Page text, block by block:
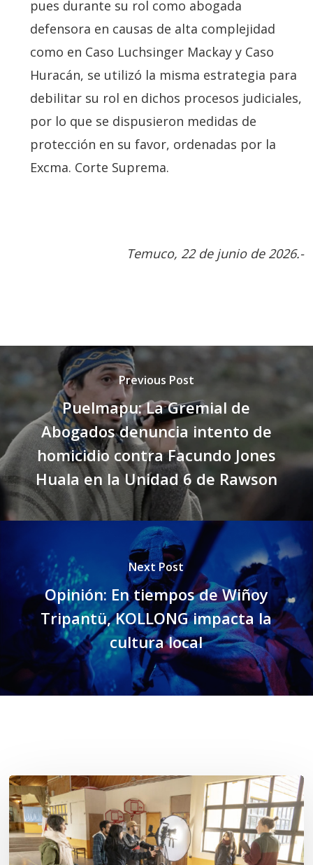
pues durante su rol como abogada
defensora en causas de alta complejidad
como en Caso Luchsinger Mackay y Caso
Huracán, se utilizó la misma estrategia para
debilitar su rol en dichos procesos judiciales,
por lo que se dispusieron medidas de
protección en su favor, ordenadas por la
Excma. Corte Suprema.
Temuco, 22 de junio de 2026.-
Previous Post
Puelmapu: La Gremial de
Abogados denuncia intento de
homicidio contra Facundo Jones
Huala en la Unidad 6 de Rawson
Next Post
Opinión: En tiempos de Wiñoy
Tripantü, KOLLONG impacta la
cultura local
Toda
el
agua
del